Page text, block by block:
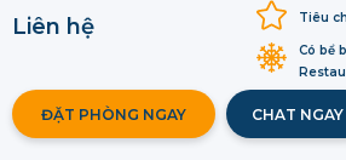
Tiêu
Có bể
Liên hệ
ĐẶT PHÒNG NGAY CHAT NGAY